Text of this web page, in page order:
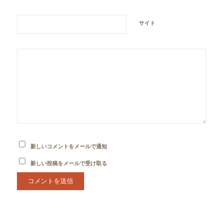
サイト
新しいコメントをメールで通知
新しい投稿をメールで受け取る